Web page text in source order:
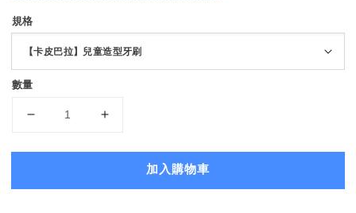
規格
數量
加入購物車